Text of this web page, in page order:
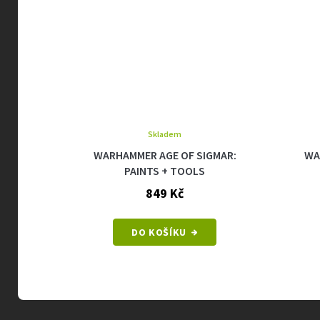
WARHAMMER AGE OF SIGMAR:
PAINTS + TOOLS
Skladem
849 Kč
DO KOŠÍKU